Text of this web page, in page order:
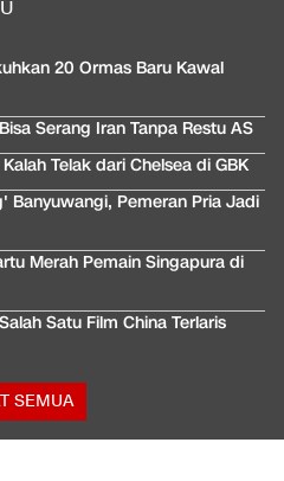
20 Ormas Baru Kawal
Serang Iran Tanpa Restu AS
Telak dari Chelsea di GBK
Banyuwangi, Pemeran Pria Jadi
Merah Pemain Singapura di
Satu Film China Terlaris
SEMUA